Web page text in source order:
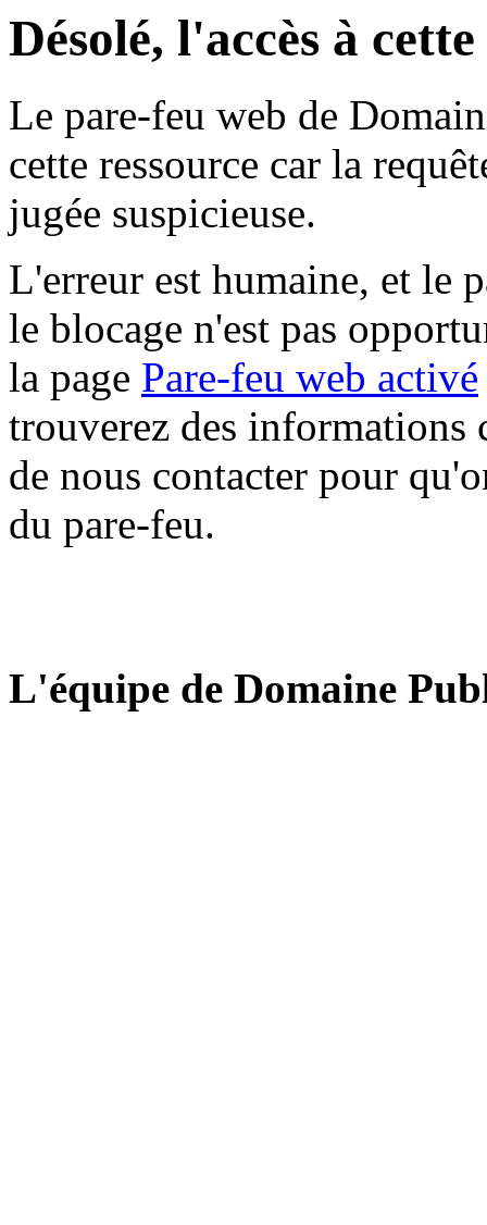
Désolé, l'accès à
Le pare-feu web de
cette ressource car la
jugée suspicieuse.
L'erreur est humaine, et le
le blocage n'est pas
la page Pare-feu web activé
trouverez des informations
de nous contacter pour
du pare-feu.
L'équipe de Domaine